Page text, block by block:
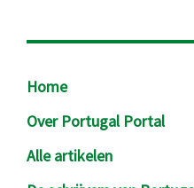
Footer
Home
Over Portugal Portal
Alle artikelen